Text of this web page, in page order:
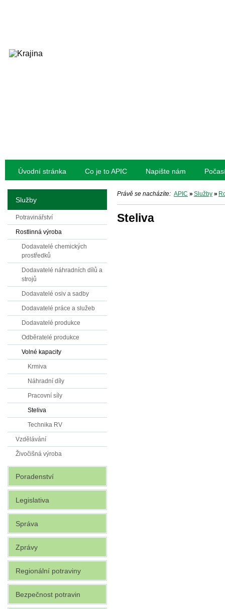
Úvodní stránka Co je to APIC Napište nám
Právě se nacházíte: APIC » Služby »
Steliva
Služby
Potravinářství
Rostlinná výroba
Dodavatelé chemických
prostředků
Dodavatelé náhradních dílů a
strojů
Dodavatelé osiv a sadby
Dodavatelé práce a služeb
Dodavatelé produkce
Odběratelé produkce
Volné kapacity
Krmiva
Náhradní díly
Pracovní síly
Steliva
Technika RV
Vzdělávání
Živočišná výroba
Poradenství
Legislativa
Správa
Zprávy
Regionální potraviny
Bezpečnost potravin